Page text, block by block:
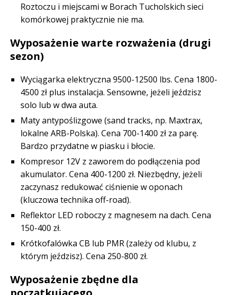
Roztoczu i miejscami w Borach Tucholskich sieci
komórkowej praktycznie nie ma.
Wyposażenie warte rozważenia (drugi
sezon)
Wyciągarka elektryczna 9500-12500 lbs. Cena 1800-
4500 zł plus instalacja. Sensowne, jeżeli jeździsz
solo lub w dwa auta.
Maty antypoślizgowe (sand tracks, np. Maxtrax,
lokalne ARB-Polska). Cena 700-1400 zł za parę.
Bardzo przydatne w piasku i błocie.
Kompresor 12V z zaworem do podłączenia pod
akumulator. Cena 400-1200 zł. Niezbędny, jeżeli
zaczynasz redukować ciśnienie w oponach
(kluczowa technika off-road).
Reflektor LED roboczy z magnesem na dach. Cena
150-400 zł.
Krótkofalówka CB lub PMR (zależy od klubu, z
którym jeździsz). Cena 250-800 zł.
Wyposażenie zbędne dla